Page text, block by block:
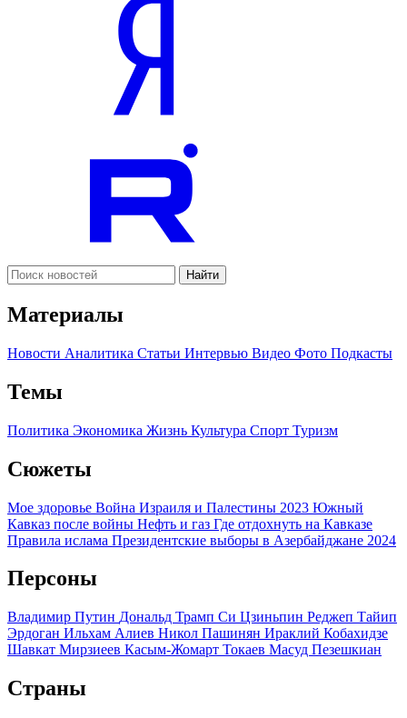
Найти
Материалы
Новости Аналитика Статьи Интервью Видео Фото Подкасты
Темы
Политика Экономика Жизнь Культура Спорт Туризм
Сюжеты
Мое здоровье Война Израиля и Палестины 2023 Южный
Кавказ после войны Нефть и газ Где отдохнуть на Кавказе
Правила ислама Президентские выборы в Азербайджане 2024
Персоны
Владимир Путин Дональд Трамп Си Цзиньпин Реджеп Тайип
Эрдоган Ильхам Алиев Никол Пашинян Ираклий Кобахидзе
Шавкат Мирзиеев Касым-Жомарт Токаев Масуд Пезешкиан
Страны